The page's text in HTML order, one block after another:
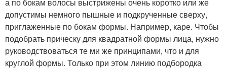
допустимы немного пышные и подкрученные сверху,
приглаженные по бокам формы. Например, каре. Чтобы
подобрать прическу для квадратной формы лица, нужно
руководствоваться те ми же принципами, что и для
круглой формы. Только при этом линию подбородка